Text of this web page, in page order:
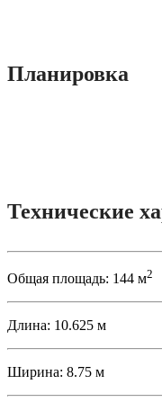
Планировка
Технические
Общая площадь: 144 м2
Длина: 10.625 м
Ширина: 8.75 м